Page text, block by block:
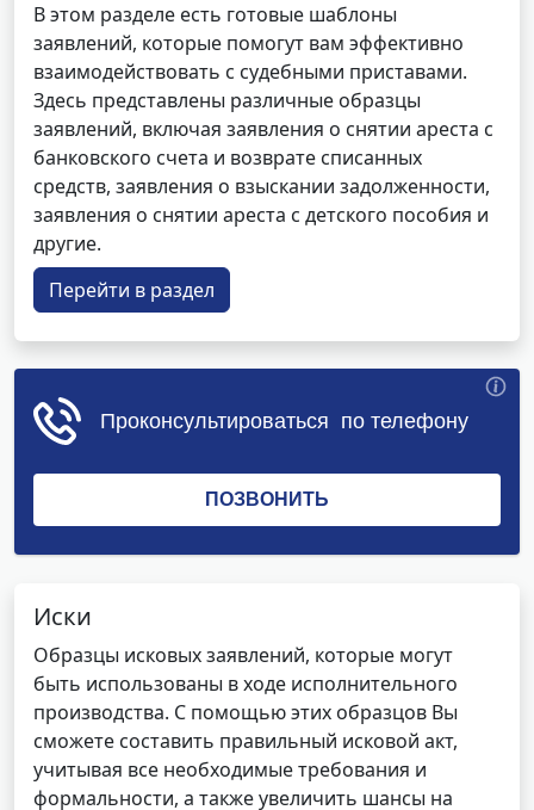
В этом разделе есть готовые шаблоны
заявлений, которые помогут вам эффективно
взаимодействовать с судебными приставами.
Здесь представлены различные образцы
заявлений, включая заявления о снятии ареста с
банковского счета и возврате списанных
средств, заявления о взыскании задолженности,
заявления о снятии ареста с детского пособия и
другие.
Перейти в раздел
Иски
Образцы исковых заявлений, которые могут
быть использованы в ходе исполнительного
производства. С помощью этих образцов Вы
сможете составить правильный исковой акт,
учитывая все необходимые требования и
формальности, а также увеличить шансы на